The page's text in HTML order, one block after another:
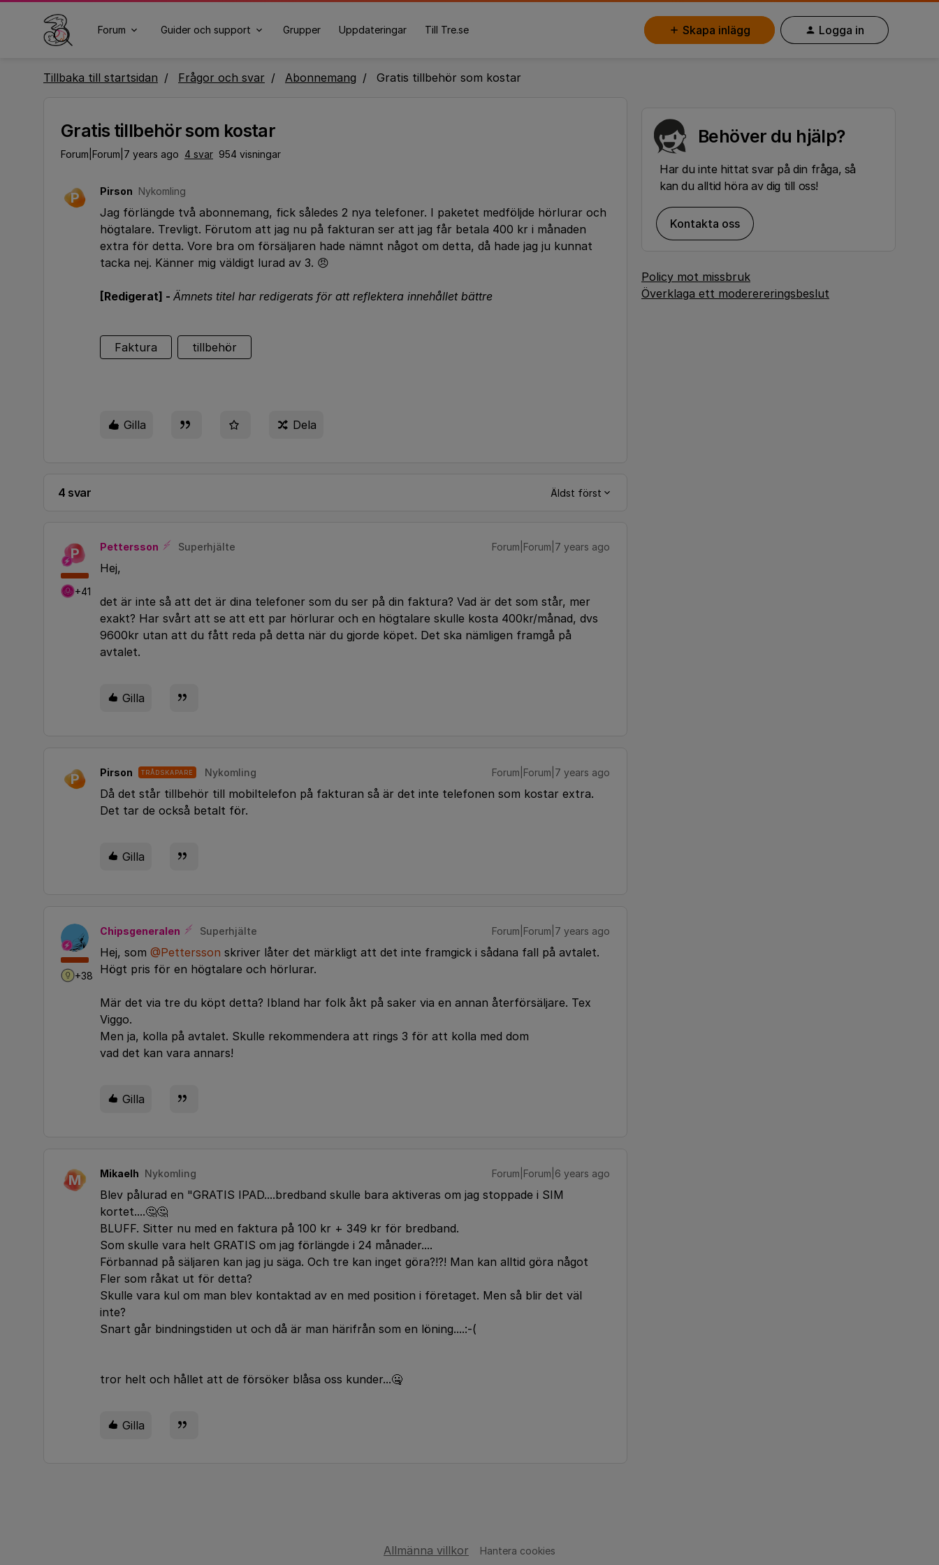
Forum Guider och support Grupper Uppdateringar Till Tre.se Skapa inlägg Logga in
Tillbaka till startsidan Frågor och svar Abonnemang Gratis tillbehör som kostar
Gratis tillbehör som kostar
Forum|Forum|7 years ago 4 svar 954 visningar
P Pirson Nykomling
Jag förlängde två abonnemang, fick således 2 nya telefoner. I paketet medföljde hörlurar och
högtalare. Trevligt. Förutom att jag nu på fakturan ser att jag får betala 400 kr i månaden
extra för detta. Vore bra om försäljaren hade nämnt något om detta, då hade jag ju kunnat
tacka nej. Känner mig väldigt lurad av 3. 😠
[Redigerat] - Ämnets titel har redigerats för att reflektera innehållet bättre
Faktura tillbehör
Gilla Dela
4 svar Äldst först
P
+41
Pettersson Superhjälte Forum|Forum|7 years ago
Hej,
det är inte så att det är dina telefoner som du ser på din faktura? Vad är det som står, mer
exakt? Har svårt att se att ett par hörlurar och en högtalare skulle kosta 400kr/månad, dvs
9600kr utan att du fått reda på detta när du gjorde köpet. Det ska nämligen framgå på
avtalet.
Gilla
P Pirson TRÅDSKAPARE Nykomling Forum|Forum|7 years ago
Då det står tillbehör till mobiltelefon på fakturan så är det inte telefonen som kostar extra.
Det tar de också betalt för.
Gilla
+38
Chipsgeneralen Superhjälte Forum|Forum|7 years ago
Hej, som @Pettersson skriver låter det märkligt att det inte framgick i sådana fall på avtalet.
Högt pris för en högtalare och hörlurar.
Mär det via tre du köpt detta? Ibland har folk åkt på saker via en annan återförsäljare. Tex
Viggo.
Men ja, kolla på avtalet. Skulle rekommendera att rings 3 för att kolla med dom
vad det kan vara annars!
Gilla
M Mikaelh Nykomling Forum|Forum|6 years ago
Blev pålurad en "GRATIS IPAD....bredband skulle bara aktiveras om jag stoppade i SIM
kortet....🤔🤔
BLUFF. Sitter nu med en faktura på 100 kr + 349 kr för bredband.
Som skulle vara helt GRATIS om jag förlängde i 24 månader....
Förbannad på säljaren kan jag ju säga. Och tre kan inget göra?!?! Man kan alltid göra något
Fler som råkat ut för detta?
Skulle vara kul om man blev kontaktad av en med position i företaget. Men så blir det väl
inte?
Snart går bindningstiden ut och då är man härifrån som en löning....:-(
tror helt och hållet att de försöker blåsa oss kunder...🤐
Gilla
Behöver du hjälp?
Har du inte hittat svar på din fråga, så
kan du alltid höra av dig till oss!
Kontakta oss
Policy mot missbruk
Överklaga ett moderereringsbeslut
Allmänna villkor Hantera cookies